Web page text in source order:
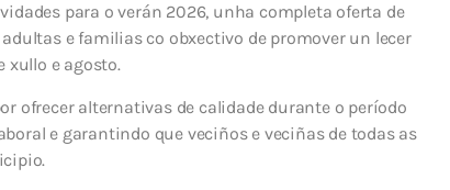
para o verán 2026, unha completa oferta de
e familias co obxectivo de promover un lecer
xullo e agosto.
ofrecer alternativas de calidade durante o período
e garantindo que veciños e veciñas de todas as